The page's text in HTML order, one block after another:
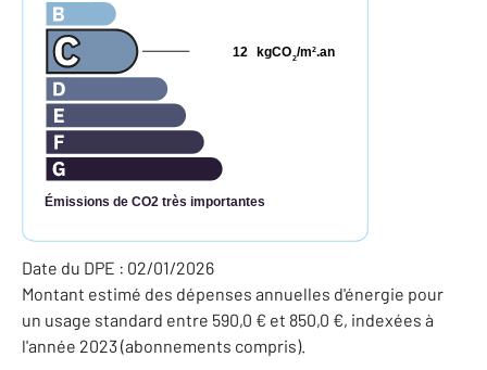
Émissions de CO2 très importantes
kgCO2/m2.an
12
Date du DPE : 02/01/2026
Montant estimé des dépenses annuelles d'énergie pour
un usage standard entre 590,0 € et 850,0 €, indexées à
l'année 2023 (abonnements compris).